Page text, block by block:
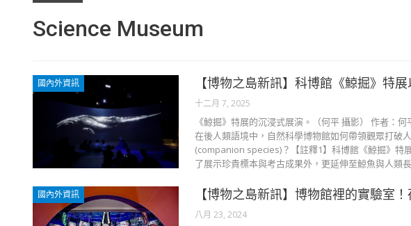
Science Museum
國內外資訊 【博物之島新訊】科博館《鯨掘》特
十二月 7, 2025
《鯨掘》特展的沉浸式展演。（何平 攝影） 作者：
在後人類語境中，自然科學博物館如何帶領觀眾打破
(companion species)？【註釋1】科博館《鯨掘》特
了展示珍貴標本與考古成果外，更延伸至鯨魚與人類
國內外資訊 【博物之島新訊】博物館裡的實驗室
八月 23, 2024